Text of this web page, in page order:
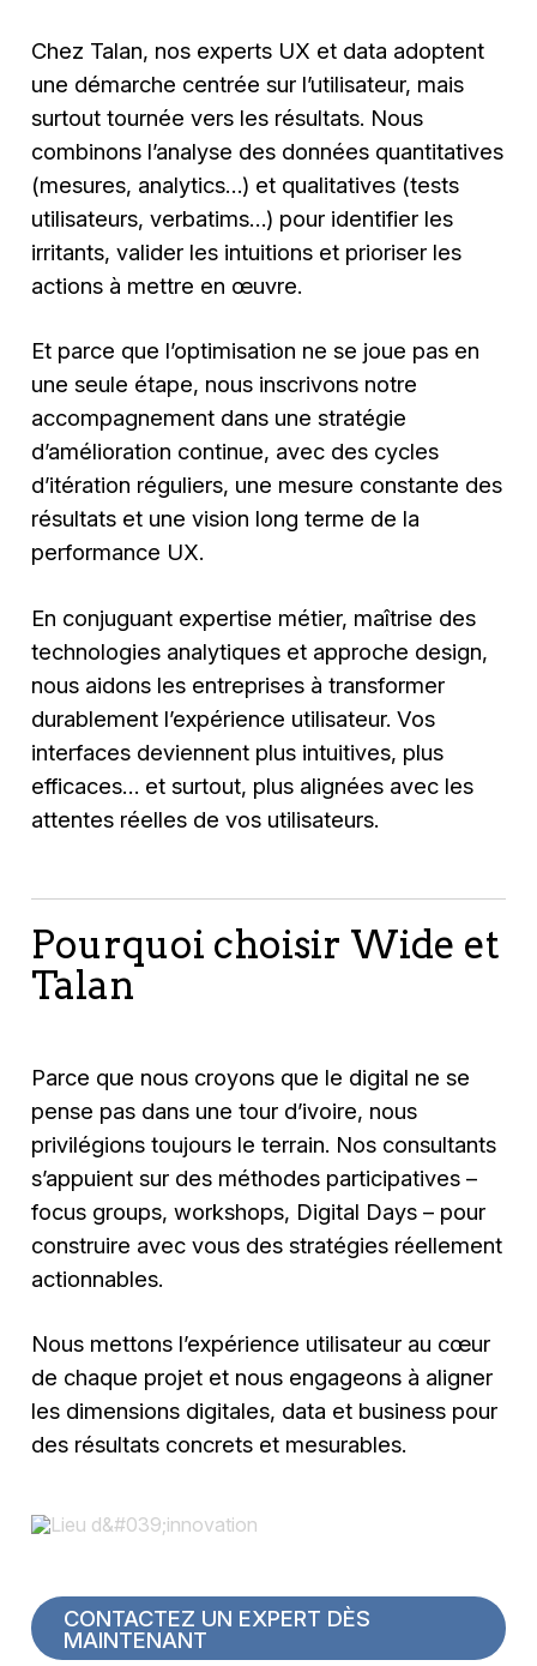
Chez Talan, nos experts UX et data adoptent
une démarche centrée sur l’utilisateur, mais
surtout tournée vers les résultats. Nous
combinons l’analyse des données quantitatives
(mesures, analytics…) et qualitatives (tests
utilisateurs, verbatims…) pour identifier les
irritants, valider les intuitions et prioriser les
actions à mettre en œuvre.
Et parce que l’optimisation ne se joue pas en
une seule étape, nous inscrivons notre
accompagnement dans une stratégie
d’amélioration continue, avec des cycles
d’itération réguliers, une mesure constante des
résultats et une vision long terme de la
performance UX.
En conjuguant expertise métier, maîtrise des
technologies analytiques et approche design,
nous aidons les entreprises à transformer
durablement l’expérience utilisateur. Vos
interfaces deviennent plus intuitives, plus
efficaces… et surtout, plus alignées avec les
attentes réelles de vos utilisateurs.
Pourquoi choisir Wide et
Talan
Parce que nous croyons que le digital ne se
pense pas dans une tour d’ivoire, nous
privilégions toujours le terrain. Nos consultants
s’appuient sur des méthodes participatives –
focus groups, workshops, Digital Days – pour
construire avec vous des stratégies réellement
actionnables.
Nous mettons l’expérience utilisateur au cœur
de chaque projet et nous engageons à aligner
les dimensions digitales, data et business pour
des résultats concrets et mesurables.
CONTACTEZ UN EXPERT DÈS
MAINTENANT